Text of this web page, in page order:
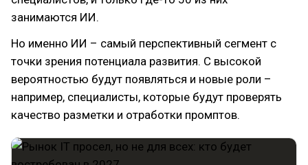
занимаются ИИ.
Но именно ИИ – самый перспективный сегмент с
точки зрения потенциала развития. С высокой
вероятностью будут появляться и новые роли –
например, специалисты, которые будут проверять
качество разметки и отработки промптов.